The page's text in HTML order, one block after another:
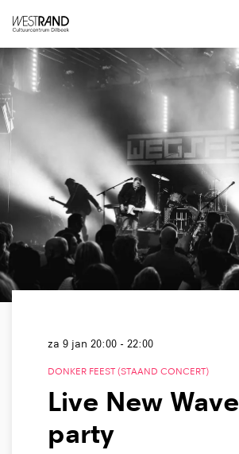
Live New Wave
party
DONKER FEEST (STAAND CONCERT)
za 9 jan 20:00 - 22:00